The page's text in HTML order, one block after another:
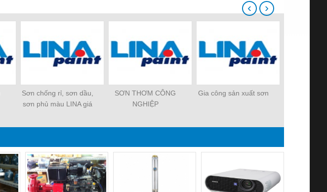
Sơn chống rỉ, sơn dầu,
sơn phủ màu LINA giá
xuất
SƠN THƠM CÔNG
NGHIỆP
Gia công sản xuất sơn
‹ ›